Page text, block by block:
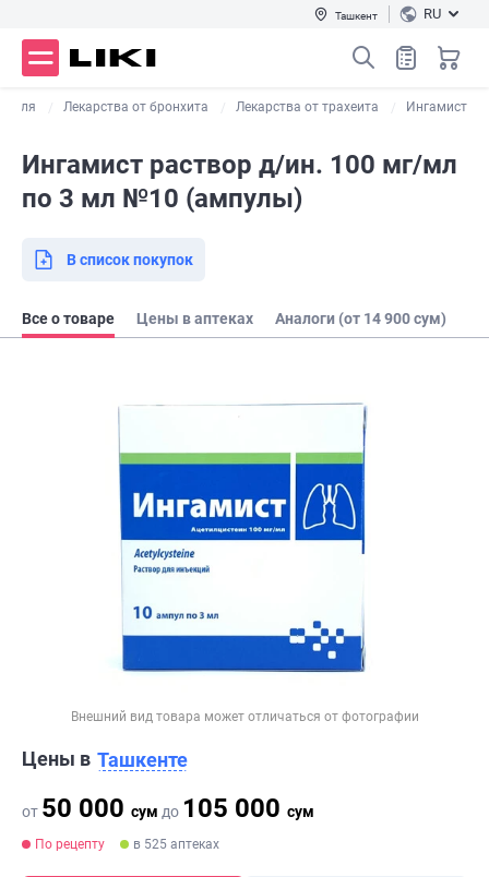
Ташкент RU
Лекарства от бронхита Лекарства от трахеита Ингамист
Ингамист раствор д/ин. 100 мг/мл
по 3 мл №10 (ампулы)
В список покупок
Все о товаре Цены в аптеках Аналоги (от 14 900 сум)
Внешний вид товара может отличаться от фотографии
Цены в Ташкенте
от 50 000 сум до 105 000 сум
По рецепту в 525 аптеках